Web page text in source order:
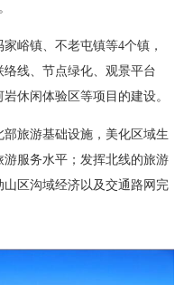
峪镇、不老屯镇等4个镇，
线、节点绿化、观景平台
休闲体验区等项目的建设。
旅游基础设施，美化区域生
服务水平；发挥北线的旅游
区沟域经济以及交通路网完